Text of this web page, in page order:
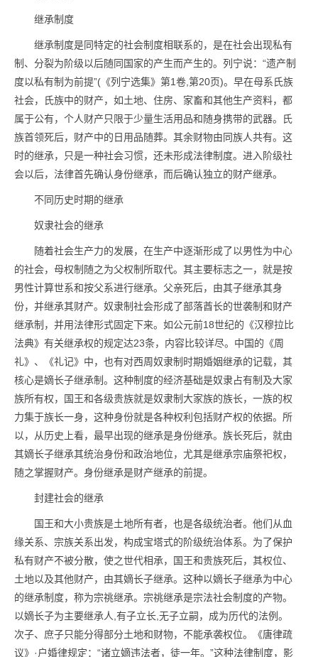
继承制度
继承制度是同特定的社会制度相联系的，是在社会出现私有
制、分裂为阶级以后随同国家的产生而产生的。列宁说：“遗产制
度以私有制为前提”(《列宁选集》第1卷,第20页)。早在母系氏族
社会，氏族中的财产，如土地、住房、家畜和其他生产资料，都
属于公有，个人财产只限于少量生活用品和随身携带的武器。氏
族首领死后，财产中的日用品随葬。其余财物由同族人共有。这
时的继承，只是一种社会习惯，还未形成法律制度。进入阶级社
会以后，法律首先确认身份继承，而后确认独立的财产继承。
不同历史时期的继承
奴隶社会的继承
随着社会生产力的发展，在生产中逐渐形成了以男性为中心
的社会，母权制随之为父权制所取代。其主要标志之一，就是按
男性计算世系和按父系进行继承。父亲死后，由其子继承其身
份，并继承其财产。奴隶制社会形成了部落酋长的世袭制和财产
继承制，并用法律形式固定下来。如公元前18世纪的《汉穆拉比
法典》有关继承权的规定达23条，内容比较详尽。中国的《周
礼》、《礼记》中，也有对西周奴隶制时期婚姻继承的记载，其
核心是嫡长子继承制。这种制度的经济基础是奴隶占有制及大家
族所有权，国王和各级贵族就是奴隶制大家族的族长，一族的权
力集于族长一身，这种身份就是各种权利包括财产权的依据。所
以，从历史上看，最早出现的继承是身份继承。族长死后，就由
其嫡长子继承其统治身份和政治地位，尤其是继承宗庙祭祀权，
随之掌握财产。身份继承是财产继承的前提。
封建社会的继承
国王和大小贵族是土地所有者，也是各级统治者。他们从血
缘关系、宗族关系出发，构成宝塔式的阶级统治体系。为了保护
私有财产不被分散，使之世代相承，国王和贵族死后，其权位、
土地以及其他财产，由其嫡长子继承。这种以嫡长子继承为中心
的继承制度，称为宗祧继承。宗祧继承是宗法社会制度的产物。
以嫡长子为主要继承人,有子立长,无子立嗣，成为历代的法例。
次子、庶子只能分得部分土地和财物，不能承袭权位。《唐律疏
议》·户婚律规定：“诸立嫡违法者，徒一年。”这种法律制度，影